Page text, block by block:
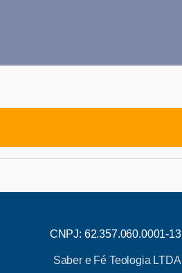
CNPJ: 62.357.060.0001-13
Saber e Fé Teologia LTDA